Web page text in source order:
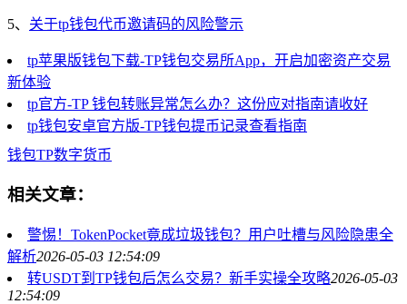
5、 关于tp钱包代币邀请码的风险警示
tp苹果版钱包下载-TP钱包交易所App，开启加密资产交易
新体验
tp官方-TP 钱包转账异常怎么办？这份应对指南请收好
tp钱包安卓官方版-TP钱包提币记录查看指南
钱包TP数字货币
相关文章：
警惕！TokenPocket竟成垃圾钱包？用户吐槽与风险隐患全
解析2026-05-03 12:54:09
转USDT到TP钱包后怎么交易？新手实操全攻略2026-05-03
12:54:09